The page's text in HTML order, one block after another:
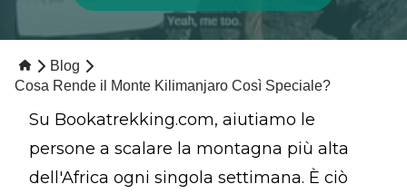
Blog
Cosa Rende il Monte Kilimanjaro Così Speciale?
Su Bookatrekking.com, aiutiamo le
persone a scalare la montagna più alta
dell'Africa ogni singola settimana. È ciò